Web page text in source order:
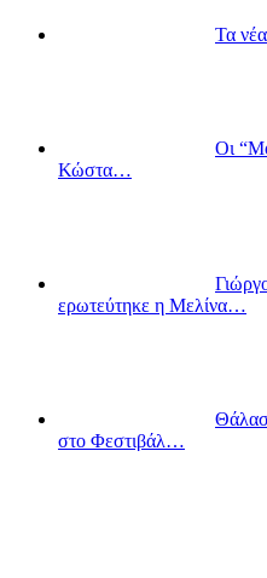
Τα
Οι
Κώστα…
ερωτεύτηκε η Μελίνα…
στο Φεστιβάλ…